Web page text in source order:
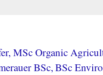
MSc Organic
BSc, BSc